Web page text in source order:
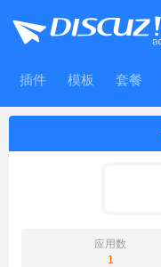
插件 模板 套餐
应用数
1